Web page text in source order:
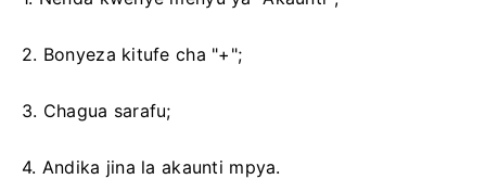
2. Bonyeza kitufe cha "+";
3. Chagua sarafu;
4. Andika jina la akaunti mpya.